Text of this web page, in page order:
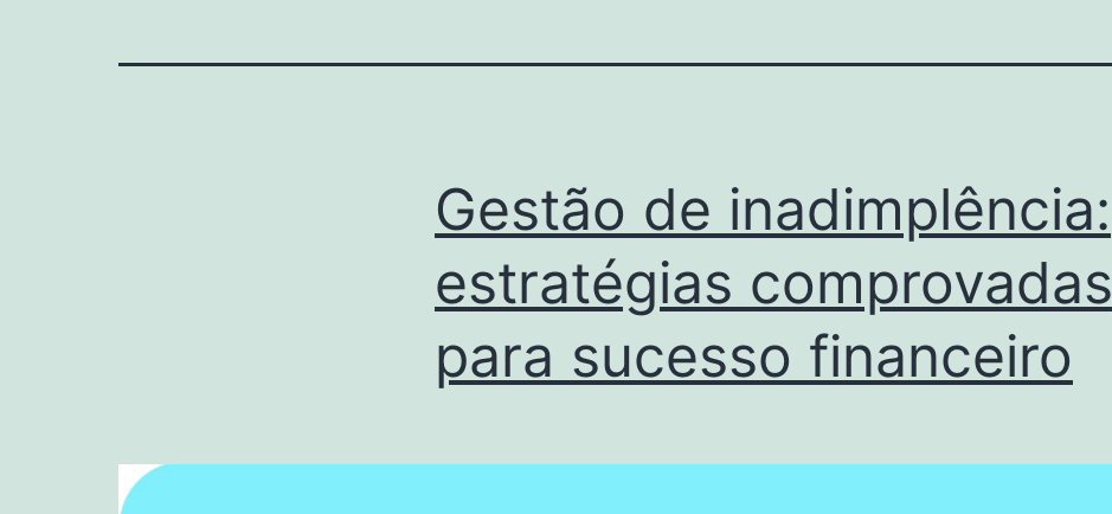
Gestão de inadimplência:
estratégias comprovadas
para sucesso financeiro